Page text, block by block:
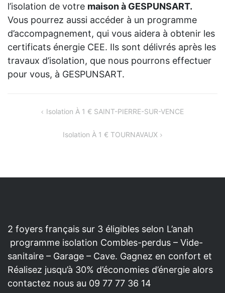
l’isolation de votre maison à GESPUNSART.
Vous pourrez aussi accéder à un programme
d’accompagnement, qui vous aidera à obtenir les
certificats énergie CEE. Ils sont délivrés après les
travaux d’isolation, que nous pourrons effectuer
pour vous, à GESPUNSART.
NAVIGATIONIsolation À 1 € SAINT-PIERRE-SUR-VENCE
Isolation À 1 € TOURNAVAUX
2 foyers français sur 3 éligibles selon L’anah
programme isolation Combles-perdus – Vide-
sanitaire – Garage – Cave. Gagnez en confort et
Réalisez jusqu’à 30% d’économies d’énergie alors
contactez nous au 09 77 77 36 14